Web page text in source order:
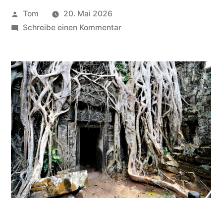
Veröffentlicht
von
Tom
20. Mai 2026
Schreibe einen Kommentarzu
Belohnungssysteme
in
Videospielen
seit
Tomb
Raider
verändert
haben